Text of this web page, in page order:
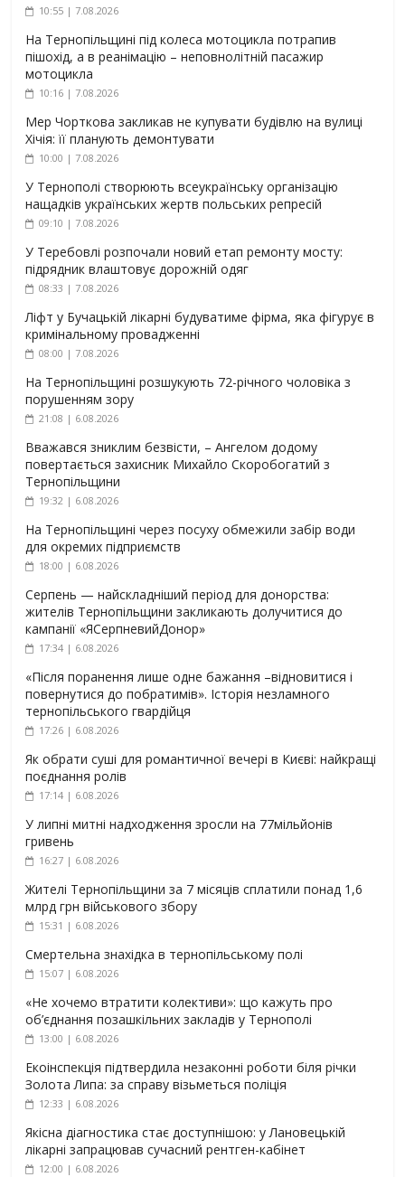
10:55 | 7.08.2026
На Тернопільщині під колеса мотоцикла потрапив
пішохід, а в реанімацію – неповнолітній пасажир
мотоцикла
10:16 | 7.08.2026
Мер Чорткова закликав не купувати будівлю на вулиці
Хічія: її планують демонтувати
10:00 | 7.08.2026
У Тернополі створюють всеукраїнську організацію
нащадків українських жертв польських репресій
09:10 | 7.08.2026
У Теребовлі розпочали новий етап ремонту мосту:
підрядник влаштовує дорожній одяг
08:33 | 7.08.2026
Ліфт у Бучацькій лікарні будуватиме фірма, яка фігурує в
кримінальному провадженні
08:00 | 7.08.2026
На Тернопільщині розшукують 72-річного чоловіка з
порушенням зору
21:08 | 6.08.2026
Вважався зниклим безвісти, – Ангелом додому
повертається захисник Михайло Скоробогатий з
Тернопільщини
19:32 | 6.08.2026
На Тернопільщині через посуху обмежили забір води
для окремих підприємств
18:00 | 6.08.2026
Серпень — найскладніший період для донорства:
жителів Тернопільщини закликають долучитися до
кампанії «ЯСерпневийДонор»
17:34 | 6.08.2026
«Після поранення лише одне бажання –відновитися і
повернутися до побратимів». Історія незламного
тернопільського гвардійця
17:26 | 6.08.2026
Як обрати суші для романтичної вечері в Києві: найкращі
поєднання ролів
17:14 | 6.08.2026
У липні митні надходження зросли на 77мільйонів
гривень
16:27 | 6.08.2026
Жителі Тернопільщини за 7 місяців сплатили понад 1,6
млрд грн військового збору
15:31 | 6.08.2026
Смертельна знахідка в тернопільському полі
15:07 | 6.08.2026
«Не хочемо втратити колективи»: що кажуть про
об’єднання позашкільних закладів у Тернополі
13:00 | 6.08.2026
Екоінспекція підтвердила незаконні роботи біля річки
Золота Липа: за справу візьметься поліція
12:33 | 6.08.2026
Якісна діагностика стає доступнішою: у Лановецькій
лікарні запрацював сучасний рентген-кабінет
12:00 | 6.08.2026